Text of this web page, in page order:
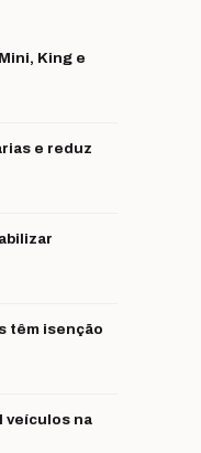
King e
e reduz
têm isenção
veículos na